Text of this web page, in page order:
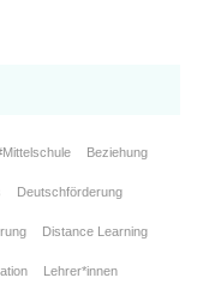
Beziehung
Deutschförderung
Distance Learning
Lehrer*innen